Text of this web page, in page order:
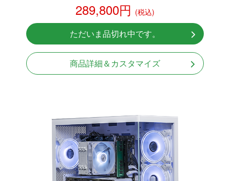
NVMeSSD 1TB
Windows11 Home 64bit
無線LAN Bluetooth対応
289,800円 (税込)
ただいま品切れ中です。
商品詳細＆カスタマイズ